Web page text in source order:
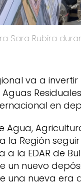
Sara Rubira
va a
en
Agua,
la Región
a la EDAR de
un nuevo
una nueva era